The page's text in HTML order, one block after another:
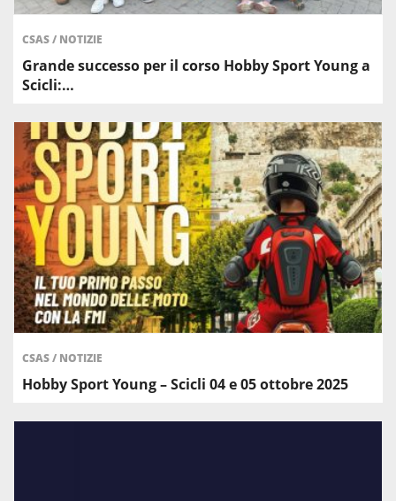
CSAS/ NOTIZIE
Grande successo per il corso Hobby Sport Young a
Scicli:…
CSAS/ NOTIZIE
Hobby Sport Young – Scicli 04 e 05 ottobre 2025